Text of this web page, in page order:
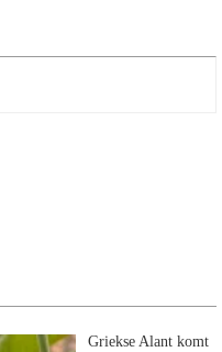
Griekse Alant komt